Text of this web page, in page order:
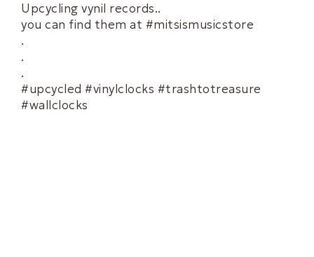
Upcycling vynil records..
you can find them at #mitsismusicstore
.
.
.
#upcycled #vinylclocks #trashtotreasure
#wallclocks